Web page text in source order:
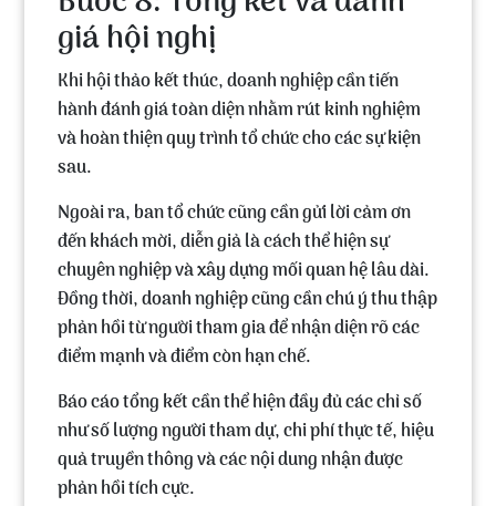
giá hội nghị
Khi hội thảo kết thúc, doanh nghiệp cần tiến
hành đánh giá toàn diện nhằm rút kinh nghiệm
và hoàn thiện quy trình tổ chức cho các sự kiện
sau.
Ngoài ra, ban tổ chức cũng cần gửi lời cảm ơn
đến khách mời, diễn giả là cách thể hiện sự
chuyên nghiệp và xây dựng mối quan hệ lâu dài.
Đồng thời, doanh nghiệp cũng cần chú ý thu thập
phản hồi từ người tham gia để nhận diện rõ các
điểm mạnh và điểm còn hạn chế.
Báo cáo tổng kết cần thể hiện đầy đủ các chỉ số
như số lượng người tham dự, chi phí thực tế, hiệu
quả truyền thông và các nội dung nhận được
phản hồi tích cực.